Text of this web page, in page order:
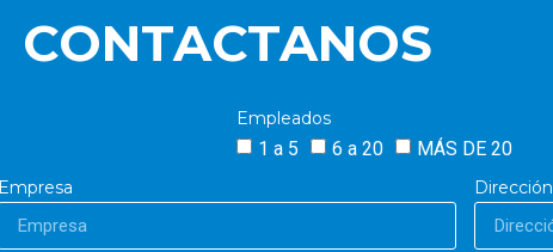
CONTACTANOS
Empleados
1 a 5 6 a 20 MÁS DE 20
Empresa Dirección